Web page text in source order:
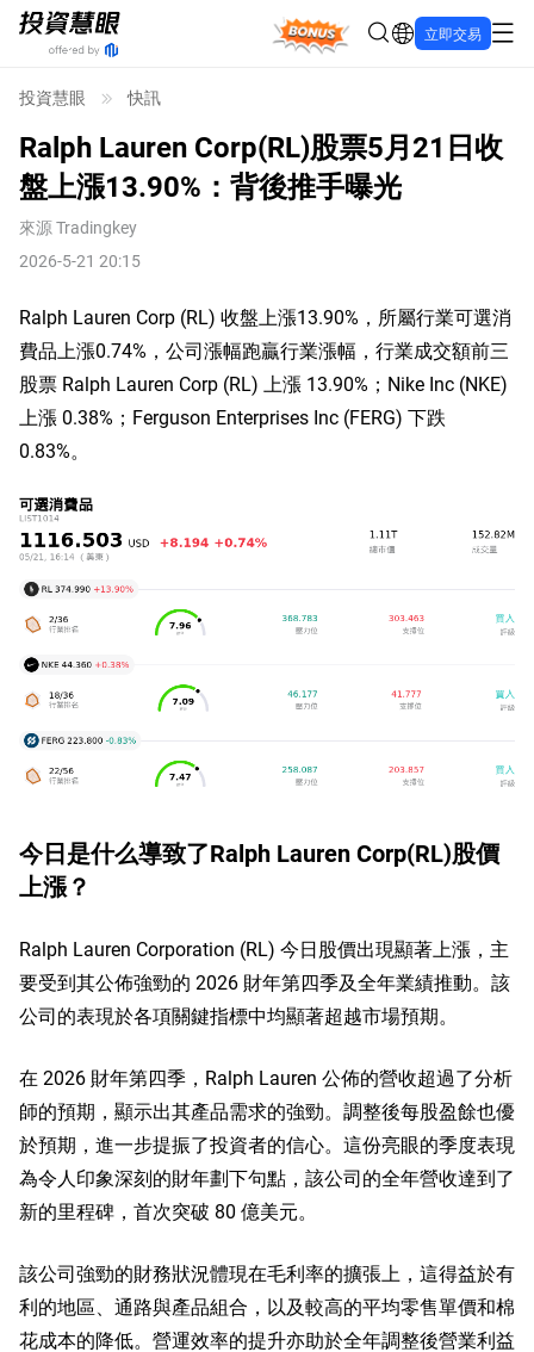
Bonus 立即交易
投資慧眼 快訊
Ralph Lauren Corp(RL)股票5月21日收
盤上漲13.90%：背後推手曝光
來源Tradingkey
2026-5-21 20:15
Ralph Lauren Corp (RL) 收盤上漲13.90%，所屬行業可選消
費品上漲0.74%，公司漲幅跑贏行業漲幅，行業成交額前三
股票 Ralph Lauren Corp (RL) 上漲 13.90%；Nike Inc (NKE)
上漲 0.38%；Ferguson Enterprises Inc (FERG) 下跌
0.83%。
今日是什么導致了Ralph Lauren Corp(RL)股價
上漲？
Ralph Lauren Corporation (RL) 今日股價出現顯著上漲，主
要受到其公佈強勁的 2026 財年第四季及全年業績推動。該
公司的表現於各項關鍵指標中均顯著超越市場預期。
在 2026 財年第四季，Ralph Lauren 公佈的營收超過了分析
師的預期，顯示出其產品需求的強勁。調整後每股盈餘也優
於預期，進一步提振了投資者的信心。這份亮眼的季度表現
為令人印象深刻的財年劃下句點，該公司的全年營收達到了
新的里程碑，首次突破 80 億美元。
該公司強勁的財務狀況體現在毛利率的擴張上，這得益於有
利的地區、通路與產品組合，以及較高的平均零售單價和棉
花成本的降低。營運效率的提升亦助於全年調整後營業利益